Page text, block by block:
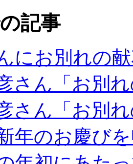
記事
にお別れの
さん「お別
さん「お別
年のお慶び